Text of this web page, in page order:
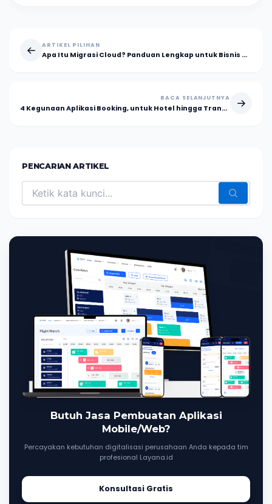
ARTIKEL PILIHAN
Apa Itu Migrasi Cloud? Panduan Lengkap untuk Bisnis Digital
BACA SELANJUTNYA
4 Kegunaan Aplikasi Booking, untuk Hotel hingga Transportasi
PENCARIAN ARTIKEL
Butuh Jasa Pembuatan Aplikasi
Mobile/Web?
Percayakan kebutuhan digitalisasi perusahaan Anda kepada tim
profesional Layana.id
Konsultasi Gratis